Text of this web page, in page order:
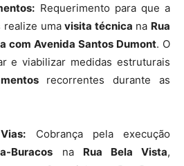
Requerimento para que a
realize umavisita técnica na Rua
com Avenida Santos Dumont. O
e viabilizar medidas estruturais
recorrentes durante as
Cobrança pela execução
Buracos na Rua Bela Vista,